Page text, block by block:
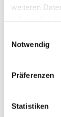
weiteren
Notwendig
Präferenzen
Statistiken